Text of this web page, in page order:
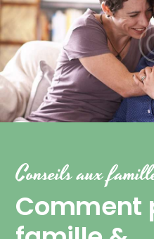
Conseils aux
Comment